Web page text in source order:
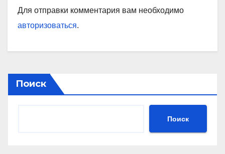
Для отправки комментария вам необходимо
авторизоваться.
Поиск
Поиск